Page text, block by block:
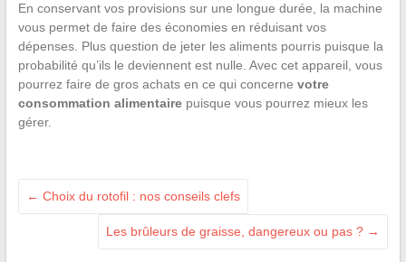
En conservant vos provisions sur une longue durée, la machine
vous permet de faire des économies en réduisant vos
dépenses. Plus question de jeter les aliments pourris puisque la
probabilité qu’ils le deviennent est nulle. Avec cet appareil, vous
pourrez faire de gros achats en ce qui concerne votre
consommation alimentairepuisque vous pourrez mieux les
gérer.
← Choix du rotofil : nos conseils clefs
Les brûleurs de graisse, dangereux ou pas ? →